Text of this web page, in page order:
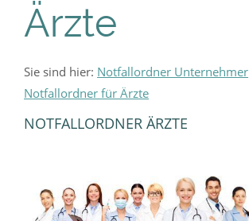
Ärzte
Sie sind hier: Notfallordner Unternehmer
Notfallordner für Ärzte
NOTFALLORDNER ÄRZTE